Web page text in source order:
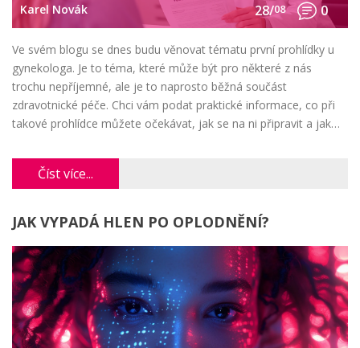
Karel Novák 28/08 0
Ve svém blogu se dnes budu věnovat tématu první prohlídky u
gynekologa. Je to téma, které může být pro některé z nás
trochu nepříjemné, ale je to naprosto běžná součást
zdravotnické péče. Chci vám podat praktické informace, co při
takové prohlídce můžete očekávat, jak se na ni připravit a jak
se chystají na svou první prohlídku, ale také pro ty, které ji už
mají za sebou a chtějí se dozvědět více.
Číst více...
JAK VYPADÁ HLEN PO OPLODNĚNÍ?